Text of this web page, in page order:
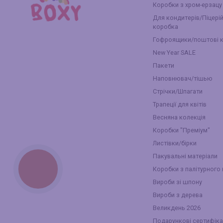
Коробки з хром-ерзацу
Для кондитерів/
коробка
Гофроящики/поштові
New Year SALE
Пакети
Наповнювач/тішью
Стрічки/Шпагати
Трапеції для квітів
Весняна колекція
Коробки "Преміум"
Листівки/бірки
Пакувальні матеріали
Коробки з палітурного
Вироби зі шпону
Вироби з дерева
Великдень 2026
Подарункові